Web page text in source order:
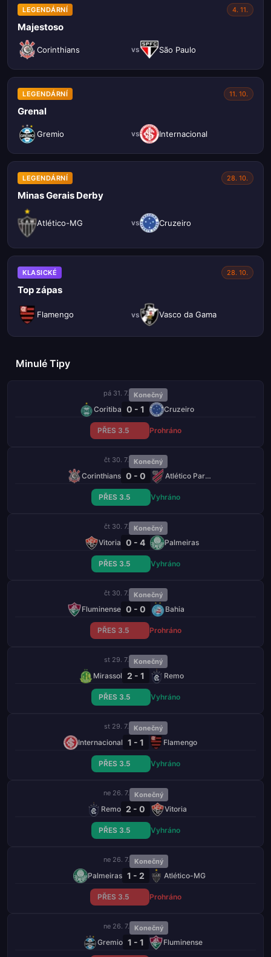
LEGENDÁRNÍ 4. 11.
Majestoso
Corinthians vs São Paulo
LEGENDÁRNÍ 11. 10.
Grenal
Gremio vs Internacional
LEGENDÁRNÍ 28. 10.
Minas Gerais Derby
Atlético-MG vs Cruzeiro
KLASICKÉ 28. 10.
Top zápas
Flamengo vs Vasco da Gama
Minulé Tipy
pá 31. 7. Konečný
Coritiba 0 - 1 Cruzeiro
PŘES 3.5 Prohráno
čt 30. 7. Konečný
Corinthians 0 - 0 Atlético Paranaense
PŘES 3.5 Vyhráno
čt 30. 7. Konečný
Vitoria 0 - 4 Palmeiras
PŘES 3.5 Vyhráno
čt 30. 7. Konečný
Fluminense 0 - 0 Bahia
PŘES 3.5 Prohráno
st 29. 7. Konečný
Mirassol 2 - 1 Remo
PŘES 3.5 Vyhráno
st 29. 7. Konečný
Internacional 1 - 1 Flamengo
PŘES 3.5 Vyhráno
ne 26. 7. Konečný
Remo 2 - 0 Vitoria
PŘES 3.5 Vyhráno
ne 26. 7. Konečný
Palmeiras 1 - 2 Atlético-MG
PŘES 3.5 Prohráno
ne 26. 7. Konečný
Gremio 1 - 1 Fluminense